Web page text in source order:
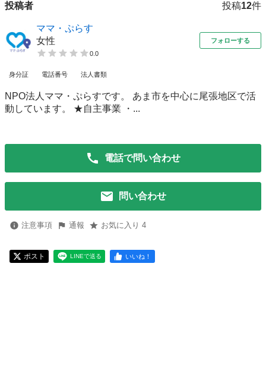
投稿者 投稿12件
ママ・ぷらす
女性
0.0
フォローする
身分証 電話番号 法人書類
NPO法人ママ・ぷらすです。 あま市を中心に尾張地区で活
動しています。 ★自主事業 ・...
電話で問い合わせ
問い合わせ
注意事項 通報 お気に入り 4
ポスト LINEで送る いいね！